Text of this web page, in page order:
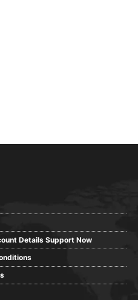
Details Support Now